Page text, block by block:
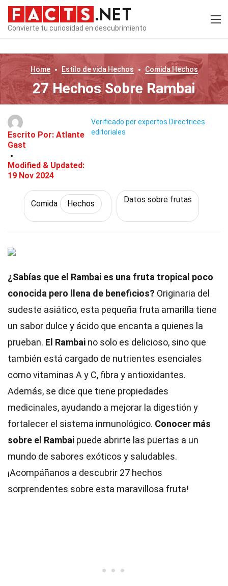
Convierte tu curiosidad en descubrimiento
Home Estilo de vida Hechos ComidaHechos
27 Hechos Sobre Rambai
Escrito Por: Atlante
Gast
Modified & Updated:
19 Nov 2024
Verificado por expertos Directrices
editoriales
Comida Hechos Datos sobre frutas
¿Sabías que el Rambai es una fruta tropical poco
conocida pero llena de beneficios? Originaria del
sudeste asiático, esta pequeña fruta amarilla tiene
un sabor dulce y ácido que encanta a quienes la
prueban. El Rambai no solo es delicioso, sino que
también está cargado de nutrientes esenciales
como vitaminas A y C, fibra y antioxidantes.
Además, se dice que tiene propiedades
medicinales, ayudando a mejorar la digestión y
fortalecer el sistema inmunológico. Conocer más
sobre el Rambai puede abrirte las puertas a un
mundo de sabores exóticos y saludables.
¡Acompáñanos a descubrir 27 hechos
sorprendentes sobre esta maravillosa fruta!